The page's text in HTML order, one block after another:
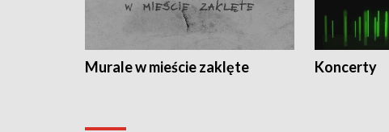
Murale w mieście zaklęte Koncerty